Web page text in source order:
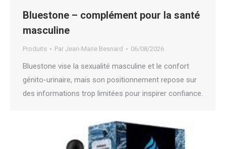
Bluestone – complément pour la santé
masculine
Produits Par Jean-Marie Besnard 06/08/2026
Bluestone vise la sexualité masculine et le confort
génito-urinaire, mais son positionnement repose sur
des informations trop limitées pour inspirer confiance.